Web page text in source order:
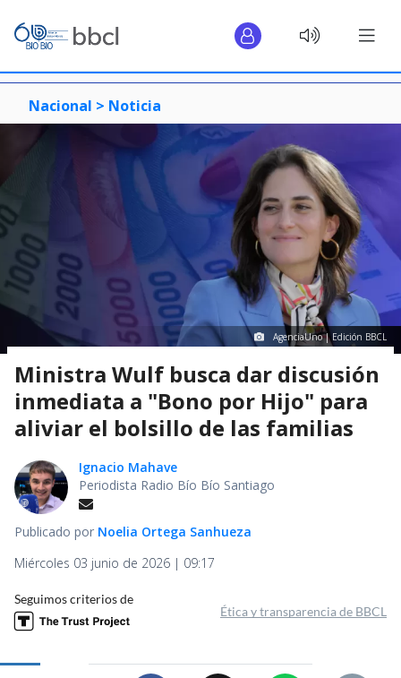
Nacional > Noticia
AgenciaUno | Edición BBCL
Ministra Wulf busca dar discusión
inmediata a "Bono por Hijo" para
aliviar el bolsillo de las familias
Ignacio Mahave
Periodista Radio Bío Bío Santiago
Publicado por Noelia Ortega Sanhueza
Miércoles 03 junio de 2026 | 09:17
Seguimos criterios de
Ética y transparencia de BBCL